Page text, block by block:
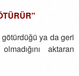
ya da geri
aktaran